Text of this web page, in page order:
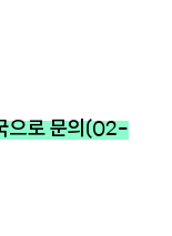
으로 문의(02-